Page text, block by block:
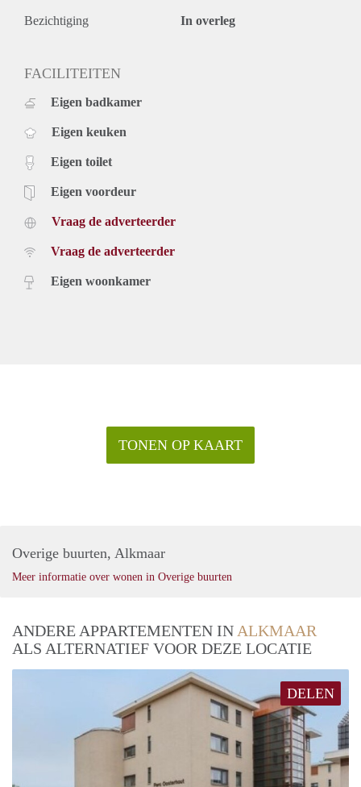
Bezichtiging In overleg
FACILITEITEN
Eigen badkamer
Eigen keuken
Eigen toilet
Eigen voordeur
Vraag de adverteerder
Vraag de adverteerder
Eigen woonkamer
TONEN OP KAART
Overige buurten, Alkmaar
Meer informatie over wonen in Overige buurten
ANDERE APPARTEMENTEN IN ALKMAAR
ALS ALTERNATIEF VOOR DEZE LOCATIE
DELEN